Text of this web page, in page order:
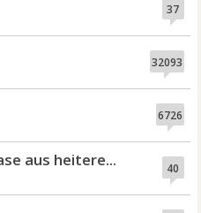
37
32093
6726
40
aus heitere...